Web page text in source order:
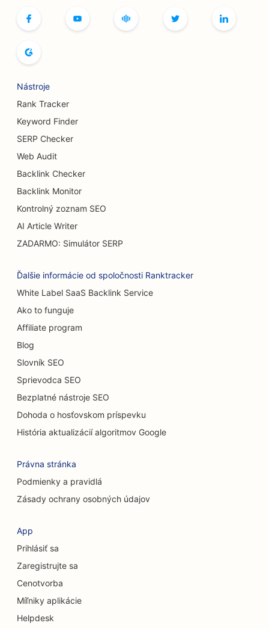
SEO pre butiky
SEO pre pivovary
SEO pre služby zväčšenia prsníkov
SEO pre bufetové reštaurácie
SEO pre cukrárne
SEO pre predajcov áut
SEO pre popáleninových chirurgov
SEO pre predajne kobercov a podláh
SEO pre reštaurácie s príležitostným stravovaním
SEO pre služby chemického peelingu
SEO pre mačacie kaviarne
SEO pre upratovacie služby
SEO pre poradenské firmy
SEO pre kozmetických chirurgov
SEO pre zmenárenské služby
SEO pre úverové družstvá
SEO pre obchody s koláčikmi
Nástroje
Rank Tracker
Keyword Finder
SERP Checker
Web Audit
Backlink Checker
Backlink Monitor
Kontrolný zoznam SEO
AI Article Writer
ZADARMO: Simulátor SERP
Ďalšie informácie od spoločnosti Ranktracker
White Label SaaS Backlink Service
Ako to funguje
Affiliate program
Blog
Slovník SEO
Sprievodca SEO
Bezplatné nástroje SEO
Dohoda o hosťovskom príspevku
História aktualizácií algoritmov Google
Právna stránka
Podmienky a pravidlá
Zásady ochrany osobných údajov
App
Prihlásiť sa
Zaregistrujte sa
Cenotvorba
Míľniky aplikácie
Helpdesk